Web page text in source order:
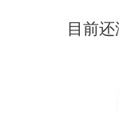
目前